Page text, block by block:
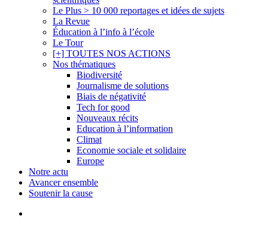
Le Plus > 10 000 reportages et idées de sujets
La Revue
Éducation à l’info à l’école
Le Tour
[+] TOUTES NOS ACTIONS
Nos thématiques
Biodiversité
Journalisme de solutions
Biais de négativité
Tech for good
Nouveaux récits
Education à l’information
Climat
Economie sociale et solidaire
Europe
Notre actu
Avancer ensemble
Soutenir la cause